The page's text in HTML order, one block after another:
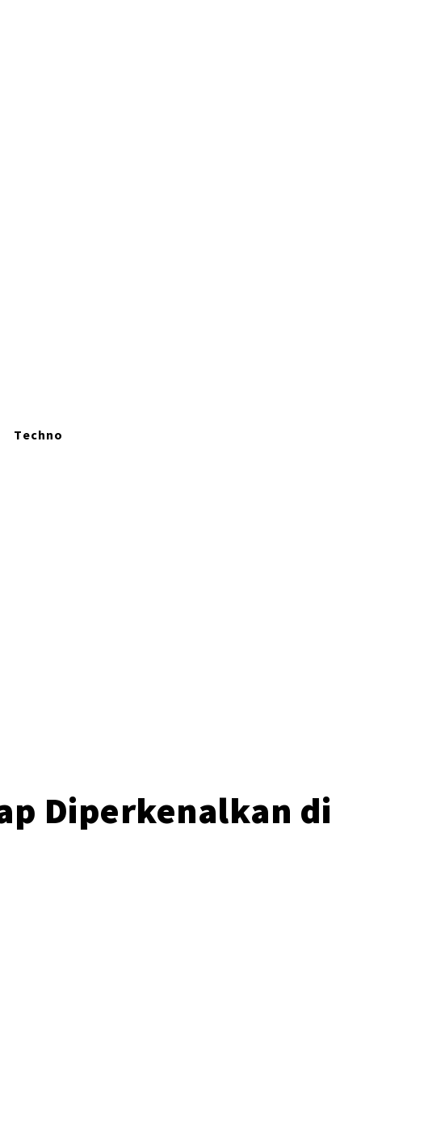
Techno
Diperkenalkan di